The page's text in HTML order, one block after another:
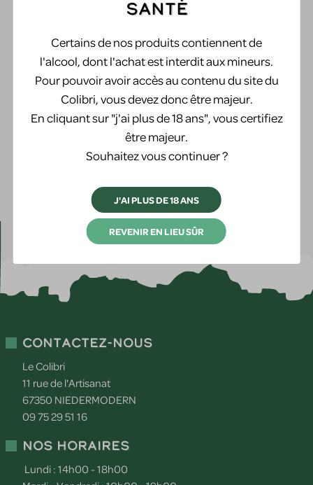
"La reine des bois" Lirac Domaine
de la Mordorée
28,05 €
Pièce
santé
Certains de nos produits contiennent de
l'alcool, dont l'achat est interdit aux mineurs.
Pour pouvoir avoir accès au contenu du site du
Colibri, vous devez donc être majeur.
En cliquant sur "j'ai plus de 18 ans", vous certifiez
être majeur.
Souhaitez vous continuer ?
J'AI PLUS DE 18 ANS
REVENIR EN LIEU SÛR
Contactez-nous
Le Colibri
11 rue de l'Artisanat
67350 NIEDERMODERN
09 75 29 51 16
Nos horaires
Lundi : 14h00 - 18h00